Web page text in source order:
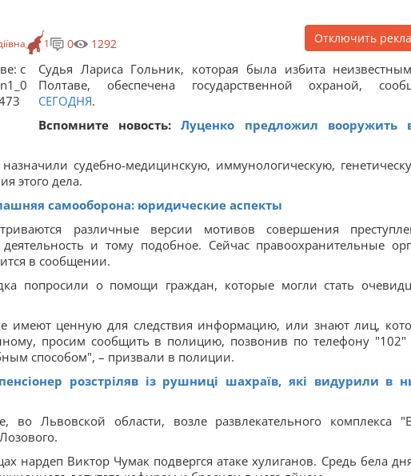
1 0 1292 Отключить
Судья Лариса Гольник, которая была избита
Полтаве, обеспечена государственной охраной,
СЕГОДНЯ.
Вспомните новость:Луценко предложил вооружить
судебно-медицинскую, иммунологическую,
этого дела.
самооборона: юридические аспекты
различные версии мотивов совершения
и тому подобное. Сейчас правоохранительные
в сообщении.
попросили о помощи граждан, которые могли стать
имеют ценную для следствия информацию, или знают лиц,
просим сообщить в полицию, позвонив по телефону
способом", – призвали в полиции.
розстріляв із рушниці шахраїв, які видурили в
во Львовской области, возле развлекательного комплекса
нардеп Виктор Чумак подвергся атаке хулиганов. Средь бела